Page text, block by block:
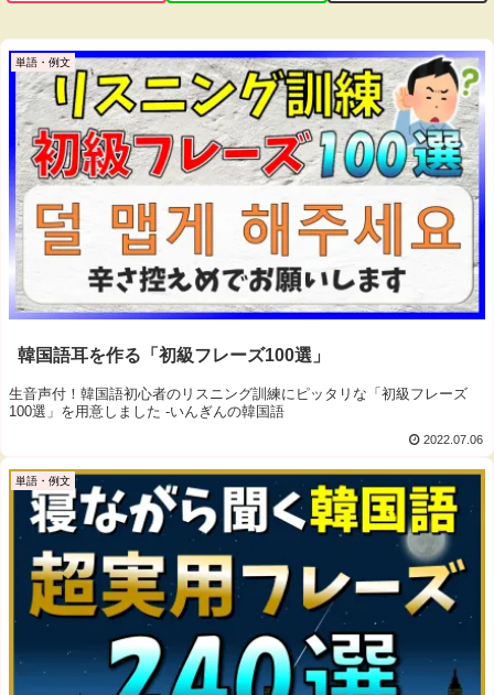
単語・例文
韓国語耳を作る「初級フレーズ100選」
生音声付！韓国語初心者のリスニング訓練にピッタリな「初級フレーズ
100選」を用意しました -いんぎんの韓国語
2022.07.06
単語・例文